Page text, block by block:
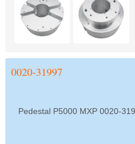
0020-31997
Pedestal P5000 MXP 0020-